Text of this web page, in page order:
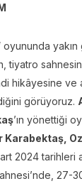
yakın
tiyatro
hikâyesine ve
görüyoruz.
’ın yönettiği
Karabektaş,
2024 tarihleri
27-